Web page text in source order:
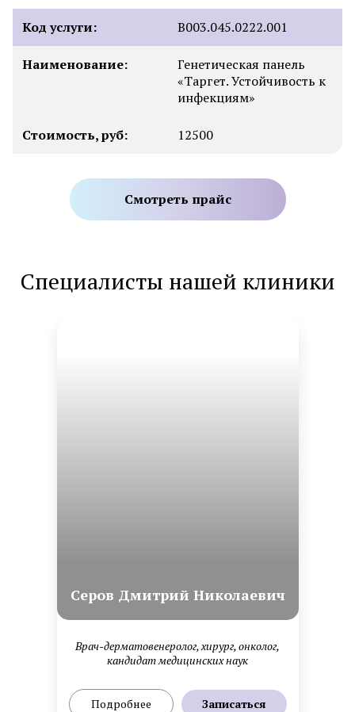
Код услуги: В003.045.0222.001
Наименование:
Генетическая панель
«Таргет. Устойчивость к
инфекциям»
Стоимость, руб: 12500
Смотреть прайс
Специалисты нашей клиники
Серов Дмитрий Николаевич
Врач-дерматовенеролог, хирург, онколог,
кандидат медицинских наук
Подробнее Записаться